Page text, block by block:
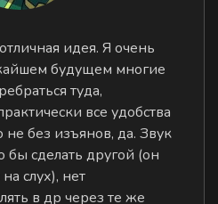
идея. Я очень
будущем многие
туда,
все удобства
без изъянов, да. Звук
бы сделать другой (он
слух), нет
в др через те же